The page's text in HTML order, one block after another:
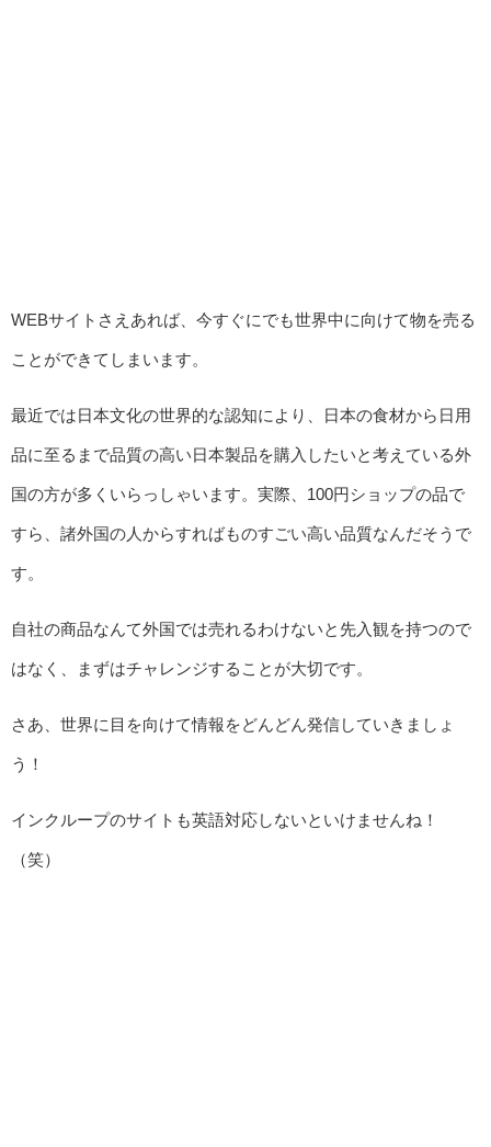
WEBサイトさえあれば、今すぐにでも世界中に向けて物を売る
ことができてしまいます。
最近では日本文化の世界的な認知により、日本の食材から日用
品に至るまで品質の高い日本製品を購入したいと考えている外
国の方が多くいらっしゃいます。実際、100円ショップの品で
すら、諸外国の人からすればものすごい高い品質なんだそうで
す。
自社の商品なんて外国では売れるわけないと先入観を持つので
はなく、まずはチャレンジすることが大切です。
さあ、世界に目を向けて情報をどんどん発信していきましょ
う！
インクループのサイトも英語対応しないといけませんね！
（笑）